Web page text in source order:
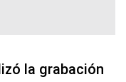
la grabación